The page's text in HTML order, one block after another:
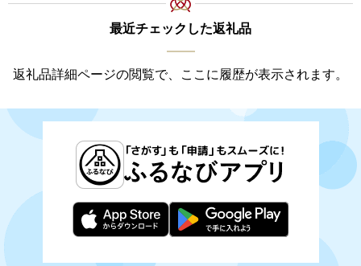
最近チェックした返礼品
返礼品詳細ページの閲覧で、ここに履歴が表示されます。